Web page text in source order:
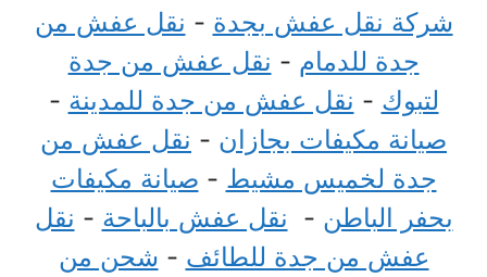
شركة نقل عفش بجدة - نقل عفش من
جدة للدمام - نقل عفش من جدة
لتبوك - نقل عفش من جدة للمدينة -
صيانة مكيفات بجازان - نقل عفش من
جدة لخميس مشيط - صيانة مكيفات
بحفر الباطن - نقل عفش بالباحة - نقل
عفش من جدة للطائف - شحن من